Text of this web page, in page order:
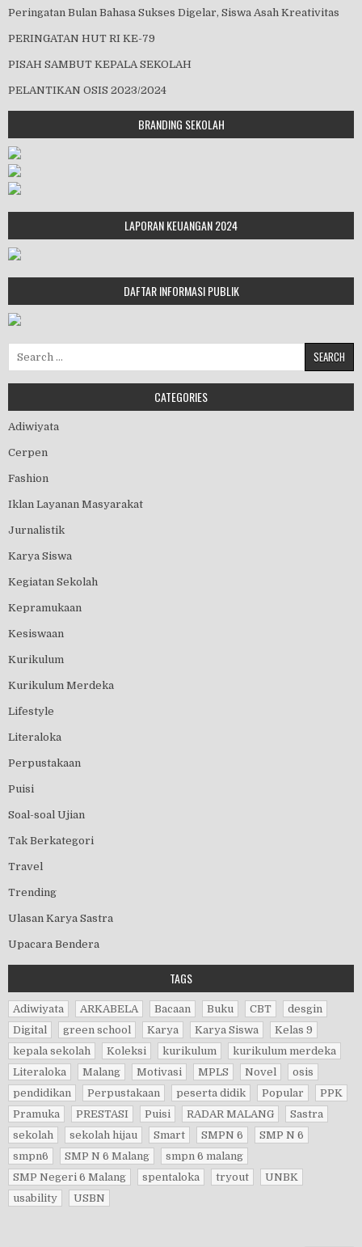
Peringatan Bulan Bahasa Sukses Digelar, Siswa Asah Kreativitas
PERINGATAN HUT RI KE-79
PISAH SAMBUT KEPALA SEKOLAH
PELANTIKAN OSIS 2023/2024
BRANDING SEKOLAH
LAPORAN KEUANGAN 2024
DAFTAR INFORMASI PUBLIK
CATEGORIES
Adiwiyata
Cerpen
Fashion
Iklan Layanan Masyarakat
Jurnalistik
Karya Siswa
Kegiatan Sekolah
Kepramukaan
Kesiswaan
Kurikulum
Kurikulum Merdeka
Lifestyle
Literaloka
Perpustakaan
Puisi
Soal-soal Ujian
Tak Berkategori
Travel
Trending
Ulasan Karya Sastra
Upacara Bendera
TAGS
Adiwiyata ARKABELA Bacaan Buku CBT
desgin
Digital
green school Karya Karya Siswa
Kelas 9
kepala sekolah
Koleksi kurikulum
kurikulum merdeka
Literaloka
Malang Motivasi MPLS Novel
osis
pendidikan
Perpustakaan peserta didik Popular
PPK
Pramuka
PRESTASI Puisi RADAR MALANG
Sastra
sekolah
sekolah hijau Smart SMPN 6
SMP N 6
smpn6
SMP N 6 Malang
smpn 6 malang
SMP Negeri 6 Malang
spentaloka tryout
UNBK
usability
USBN